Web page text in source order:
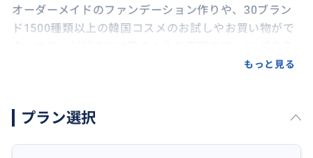
オーダーメイドのファンデーション作りや、30ブラン
ド1500種類以上の韓国コスメのお試しやお買い物がで
の肌の色やトーンに合わせられるので、お友達同士で
もっと見る
プラン選択